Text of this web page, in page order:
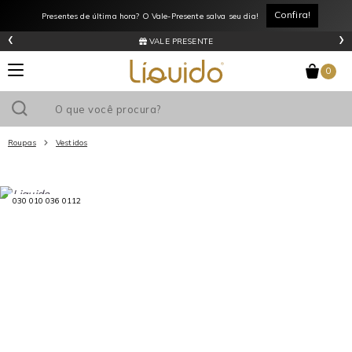
Presentes de última hora? O Vale-Presente salva seu dia! Confira!
VALE PRESENTE
‹ ›
0
Roupas Vestidos
Utilize o cupom
030 010 036 0112